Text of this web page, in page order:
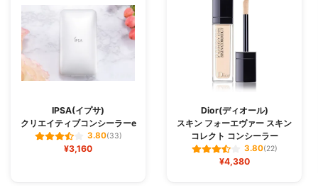
IPSA(イプサ)
クリエイティブコンシーラーe
3.80(33)
¥3,160
Dior(ディオール)
スキン フォーエヴァー スキン
コレクト コンシーラー
3.80(22)
¥4,380